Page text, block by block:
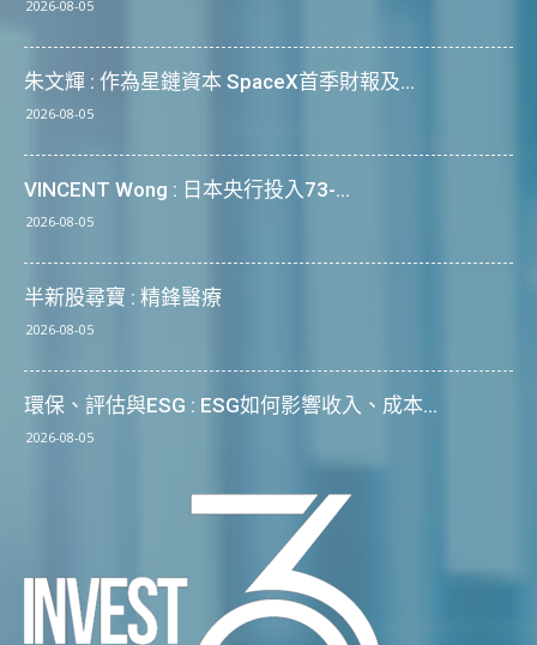
2026-08-05
朱文輝 : 作為星鏈資本 SpaceX首季財報及...
2026-08-05
VINCENT Wong : 日本央行投入73-...
2026-08-05
半新股尋寶 : 精鋒醫療
2026-08-05
環保、評估與ESG : ESG如何影響收入、成本...
2026-08-05